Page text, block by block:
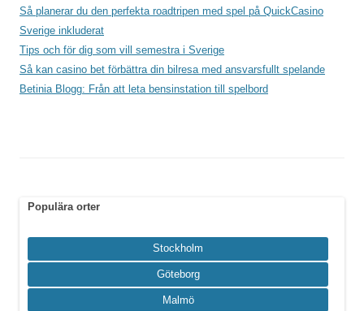
Så planerar du den perfekta roadtripen med spel på QuickCasino
Sverige inkluderat
Tips och för dig som vill semestra i Sverige
Så kan casino bet förbättra din bilresa med ansvarsfullt spelande
Betinia Blogg: Från att leta bensinstation till spelbord
Populära orter
Stockholm
Göteborg
Malmö